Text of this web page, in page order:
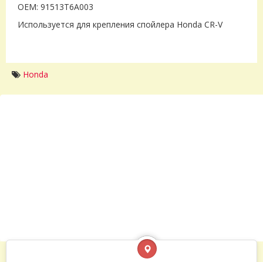
OEM: 91513T6A003
Используется для крепления спойлера Honda CR-V
Honda